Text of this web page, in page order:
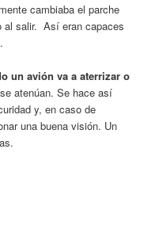
cambiaba el parche
al salir. Así eran capaces
un avión va a aterrizar o
atenúan. Se hace así
y, en caso de
una buena visión. Un